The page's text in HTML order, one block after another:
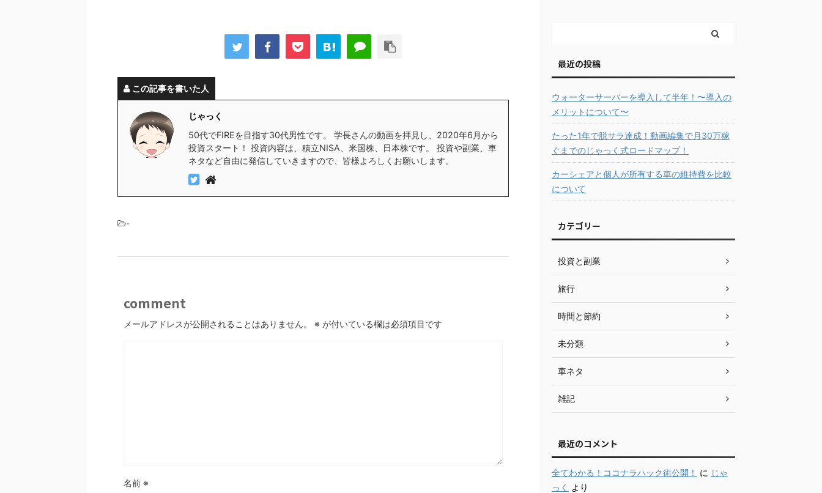
この記事を書いた人
じゃっく
50代でFIREを目指す30代男性です。 学長さんの動画を拝見し、2020年6月から
投資スタート！ 投資内容は、積立NISA、米国株、日本株です。 投資や副業、車
ネタなど自由に発信していきますので、皆様よろしくお願いします。
-
comment
メールアドレスが公開されることはありません。 ※ が付いている欄は必須項目です
名前 ※
最近の投稿
ウォーターサーバーを導入して半年！〜導入の
メリットについて〜
たった1年で脱サラ達成！動画編集で月30万稼
ぐまでのじゃっく式ロードマップ！
カーシェアと個人が所有する車の維持費を比較
について
カテゴリー
投資と副業
旅行
時間と節約
未分類
車ネタ
雑記
最近のコメント
全てわかる！ココナラハック術公開！ に じゃ
っく
より